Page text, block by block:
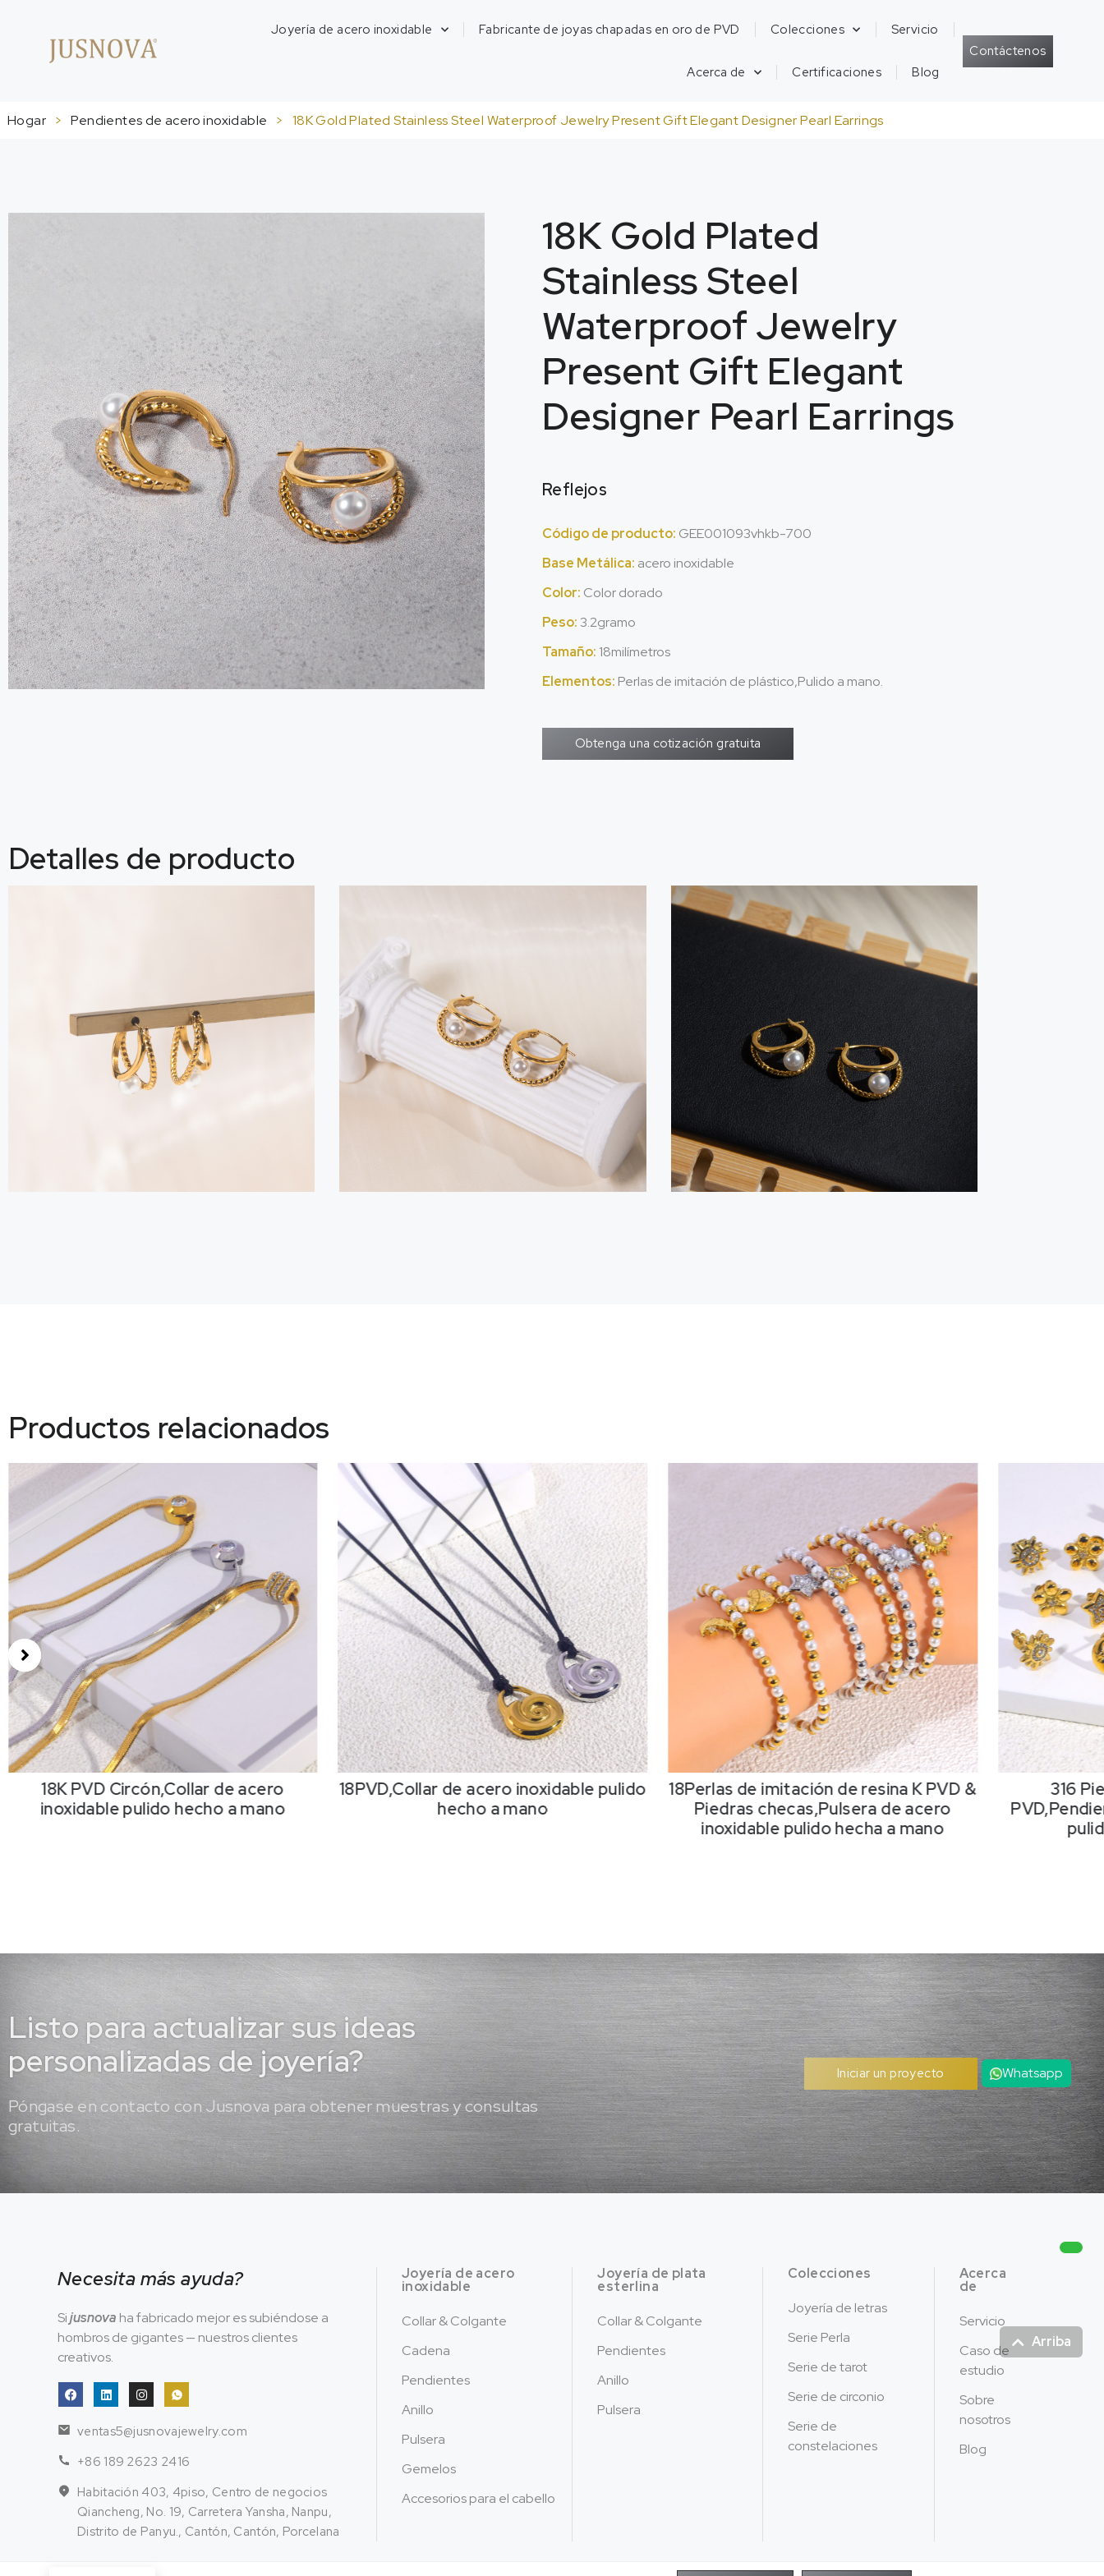
Joyería de acero inoxidable Fabricante de joyas chapadas en oro de PVD Colecciones Servicio
Acerca de Certificaciones Blog
Contáctenos
Hogar > Pendientes de acero inoxidable > 18K Gold Plated Stainless Steel Waterproof Jewelry Present Gift Elegant Designer Pearl Earrings
18K Gold Plated
Stainless Steel
Waterproof Jewelry
Present Gift Elegant
Designer Pearl Earrings
Reflejos
Código de producto: GEE001093vhkb-700
Base Metálica: acero inoxidable
Color: Color dorado
Peso: 3.2gramo
Tamaño: 18milímetros
Elementos: Perlas de imitación de plástico,Pulido a mano.
Obtenga una cotización gratuita
Detalles de producto
Productos relacionados
18K PVD Circón,Collar de acero
inoxidable pulido hecho a mano
18PVD,Collar de acero inoxidable pulido
hecho a mano
18Perlas de imitación de resina K PVD &
Piedras checas,Pulsera de acero
inoxidable pulido hecha a mano
316
Arriba
Listo para actualizar sus ideas
personalizadas de joyería?
Póngase en contacto con Jusnova para obtener muestras y consultas
gratuitas.
Iniciar un proyecto
Necesita más ayuda?
Sijusnova ha fabricado mejor es subiéndose a
hombros de gigantes — nuestros clientes
creativos.
ventas5@jusnovajewelry.com
+86 189 2623 2416
Habitación 403, 4piso, Centro de negocios
Qiancheng, No. 19, Carretera Yansha, Nanpu,
Distrito de Panyu., Cantón, Cantón, Porcelana
Joyería de acero
inoxidable
Collar & Colgante
Cadena
Pendientes
Anillo
Pulsera
Gemelos
Accesorios para el cabello
Joyería de plata
esterlina
Collar & Colgante
Pendientes
Anillo
Pulsera
Colecciones
Joyería de letras
Serie Perla
Serie de tarot
Serie de circonio
Serie de
constelaciones
Acerca
de
Servicio
Caso de
estudio
Sobre
nosotros
Blog
Whatsapp